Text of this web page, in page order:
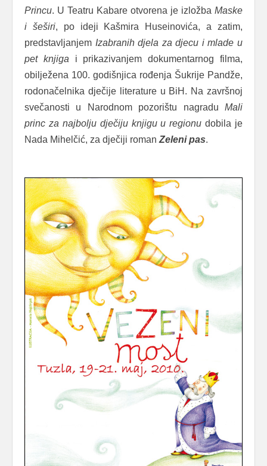
Princu. U Teatru Kabare otvorena je izložba Maske
i šeširi, po ideji Kašmira Huseinovića, a zatim,
predstavljanjem Izabranih djela za djecu i mlade u
pet knjiga i prikazivanjem dokumentarnog filma,
obilježena 100. godišnjica rođenja Šukrije Pandže,
rodonačelnika dječije literature u BiH. Na završnoj
svečanosti u Narodnom pozorištu nagradu Mali
princ za najbolju dječiju knjigu u regionu dobila je
Nada Mihelčić, za dječiji roman Zeleni pas.